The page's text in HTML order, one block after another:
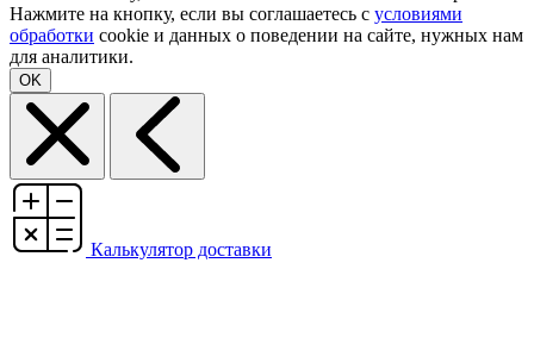
Нажмите на кнопку, если вы соглашаетесь с условиями
обработки cookie и данных о поведении на сайте, нужных нам
для аналитики.
OK
Калькулятор доставки